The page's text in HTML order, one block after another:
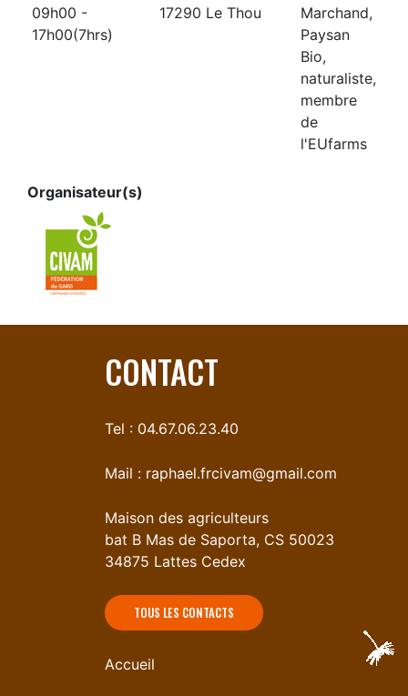
09h00 -
17h00(7hrs)
17290 Le Thou
Marchand,
Paysan
Bio,
naturaliste,
membre
de
l'EUfarms
Organisateur(s)
CONTACT
Tel : 04.67.06.23.40
Mail : raphael.frcivam@gmail.com
Maison des agriculteurs
bat B Mas de Saporta, CS 50023
34875 Lattes Cedex
TOUS LES CONTACTS
Accueil